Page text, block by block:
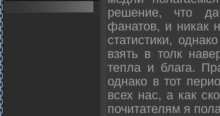
решение, что
фанатов, и никак
статистики,
взять в толк
тепла и блага.
однако в тот
всех нас, а как
почитателям я